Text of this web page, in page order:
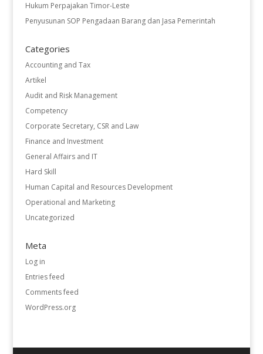
Hukum Perpajakan Timor-Leste
Penyusunan SOP Pengadaan Barang dan Jasa Pemerintah
Categories
Accounting and Tax
Artikel
Audit and Risk Management
Competency
Corporate Secretary, CSR and Law
Finance and Investment
General Affairs and IT
Hard Skill
Human Capital and Resources Development
Operational and Marketing
Uncategorized
Meta
Log in
Entries feed
Comments feed
WordPress.org